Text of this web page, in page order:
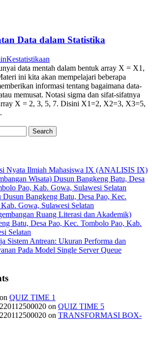
Data dalam Statistika
Kestatistikaan
data mentah dalam bentuk array X = X1,
ini kita akan mempelajari beberapa
informasi tentang bagaimana data-
memusat. Notasi sigma dan sifat-sifatnya
X = 2, 3, 5, 7. Disini X1=2, X2=3, X3=5,
Nyata Ilmiah Mahasiswa IX (ANALISIS IX)
Wisata) Dusun Bangkeng Batu, Desa
Pao, Kab. Gowa, Sulawesi Selatan
Dusun Bangkeng Batu, Desa Pao, Kec.
Gowa, Sulawesi Selatan
Ruang Literasi dan Akademik)
Batu, Desa Pao, Kec. Tombolo Pao, Kab.
Selatan
Sistem Antrean: Ukuran Performa dan
Pada Model Single Server Queue
on QUIZ TIME 1
on QUIZ TIME 5
on TRANSFORMASI BOX-